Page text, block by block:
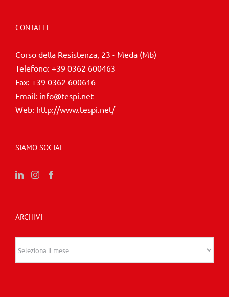
CONTATTI
Corso della Resistenza, 23 - Meda (Mb)
Telefono: +39 0362 600463
Fax: +39 0362 600616
Email: info@tespi.net
Web: http://www.tespi.net/
SIAMO SOCIAL
ARCHIVI